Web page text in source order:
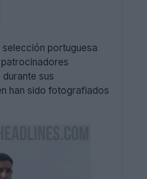
portuguesa
sus
han sido fotografiados